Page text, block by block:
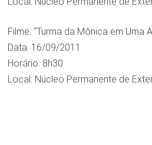
Filme: “Turma da Mônica em Uma
Data: 16/09/2011
Horário: 8h30
Local: Núcleo Permanente de